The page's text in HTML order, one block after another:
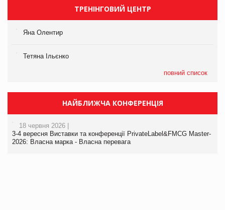
ТРЕНІНГОВИЙ ЦЕНТР
Яна Олентир
Тетяна Ільєнко
повний список
НАЙБЛИЖЧА КОНФЕРЕНЦІЯ
18 червня 2026 |
3-4 вересня Виставки та конференції PrivateLabel&FMCG Master-
2026: Власна марка - Власна перевага